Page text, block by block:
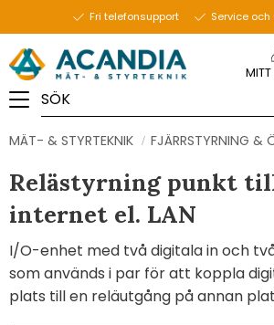
Fri telefonsupport Service
MÄT- & STYRTEKNIK FJÄRRSTYRNING &
Relästyrning punkt
internet el. LAN
I/O-enhet med två digitala in och
som används i par för att koppla
plats till en reläutgång på annan